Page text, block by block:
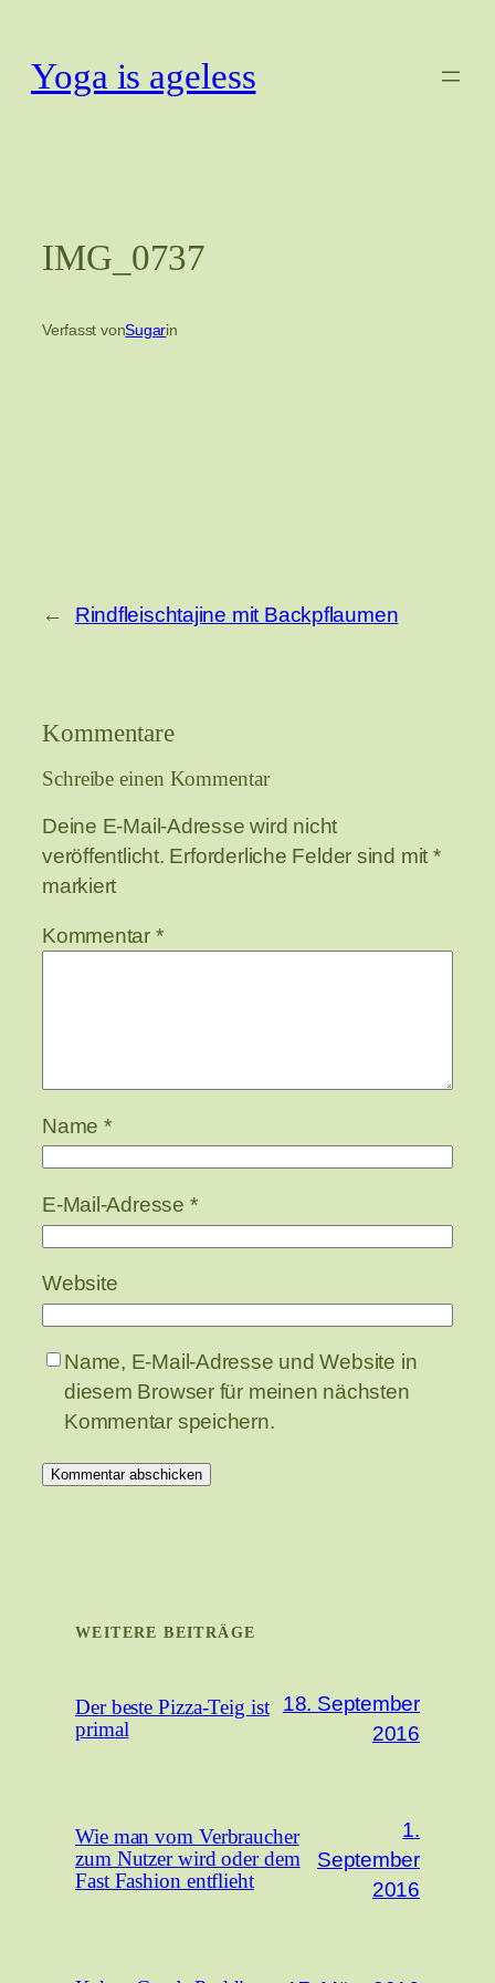
springen
Yoga is ageless
IMG_0737
Verfasst vonSugarin
← Rindfleischtajine mit Backpflaumen
Kommentare
Schreibe einen Kommentar
Deine E-Mail-Adresse wird nicht
veröffentlicht. Erforderliche Felder sind mit *
markiert
Kommentar *
Name *
E-Mail-Adresse *
Website
Name, E-Mail-Adresse und Website in
diesem Browser für meinen nächsten
Kommentar speichern.
WEITERE BEITRÄGE
Der beste Pizza-Teig ist
primal
18. September
2016
Wie man vom Verbraucher
zum Nutzer wird oder dem
Fast Fashion entflieht
1.
September
2016